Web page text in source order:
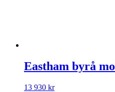
Eastham byrå
13 930 kr